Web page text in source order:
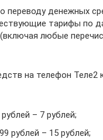
переводу денежных
тарифы по
любые
на телефон Теле2
– 7 рублей;
рублей – 15 рублей;